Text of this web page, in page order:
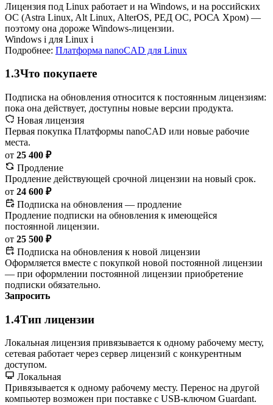
Лицензия под Linux работает и на Windows, и на российских
ОС (Astra Linux, Alt Linux, AlterOS, РЕД ОС, РОСА Хром) —
поэтому она дороже Windows-лицензии.
Windows i для Linux i
Подробнее: Платформа nanoCAD для Linux
1.3Что покупаете
Подписка на обновления относится к постоянным лицензиям:
пока она действует, доступны новые версии продукта.
Новая лицензия
Первая покупка Платформы nanoCAD или новые рабочие
места.
от 25 400 ₽
Продление
Продление действующей срочной лицензии на новый срок.
от 24 600 ₽
Подписка на обновления — продление
Продление подписки на обновления к имеющейся
постоянной лицензии.
от 25 500 ₽
Подписка на обновления к новой лицензии
Оформляется вместе с покупкой новой постоянной лицензии
— при оформлении постоянной лицензии приобретение
подписки обязательно.
Запросить
1.4Тип лицензии
Локальная лицензия привязывается к одному рабочему месту,
сетевая работает через сервер лицензий с конкурентным
доступом.
Локальная
Привязывается к одному рабочему месту. Перенос на другой
компьютер возможен при поставке с USB-ключом Guardant.